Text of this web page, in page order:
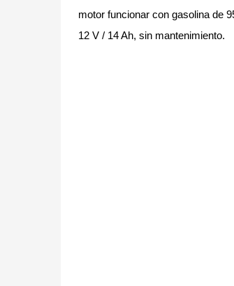
motor funcionar con gasolina de
12 V / 14 Ah, sin mantenimiento.